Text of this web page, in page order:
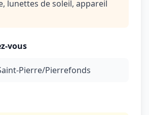
lunettes de soleil, appareil
vous
Pierre/Pierrefonds